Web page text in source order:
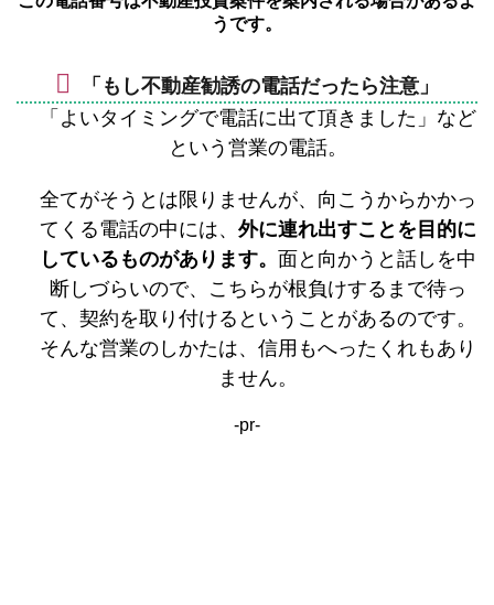
うです。
「もし不動産勧誘の電話だったら注意」
「よいタイミングで電話に出て頂きました」など
という営業の電話。
全てがそうとは限りませんが、向こうからかかっ
てくる電話の中には、 外に連れ出すことを目的に
しているものがあります。 面と向かうと話しを中
断しづらいので、こちらが根負けするまで待っ
て、契約を取り付けるということがあるのです。
そんな営業のしかたは、信用もへったくれもあり
ません。
-pr-